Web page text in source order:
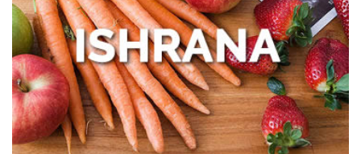
Zašto žene treba da obrate pažnju na
zdravlje creva
Kako prepoznati trenutak kada vam je
potreban prečišćivač vazduha?